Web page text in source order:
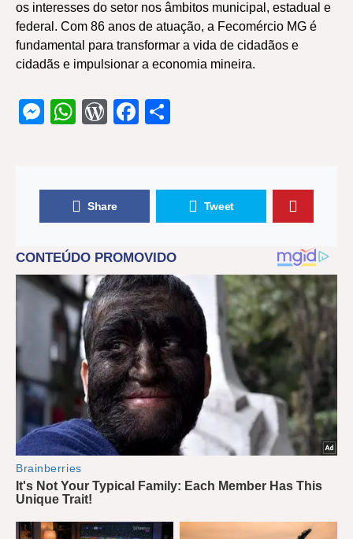
os interesses do setor nos âmbitos municipal, estadual e
federal. Com 86 anos de atuação, a Fecomércio MG é
fundamental para transformar a vida de cidadãos e
cidadãs e impulsionar a economia mineira.
Messenger
WhatsApp
WordPress
Facebook
Share Tweet